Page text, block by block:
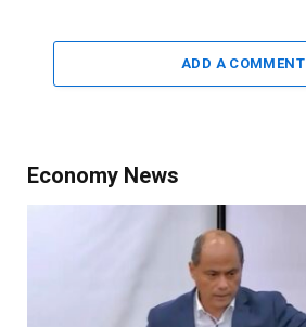
ADD A COMMENT
Economy News